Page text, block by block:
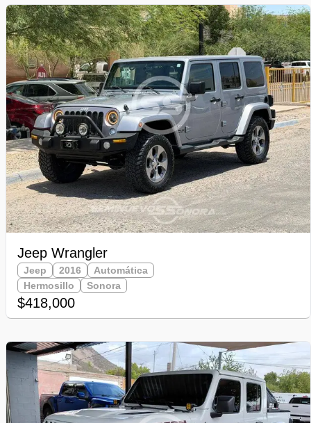
Jeep Wrangler
Jeep 2016
Automática
Hermosillo
Sonora
$418,000